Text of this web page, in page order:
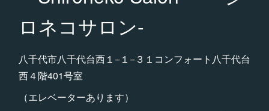
ロネコサロン-
八千代市八千代台西１−１−３１コンフォート八千代台
西４階401号室
（エレベーターあります）